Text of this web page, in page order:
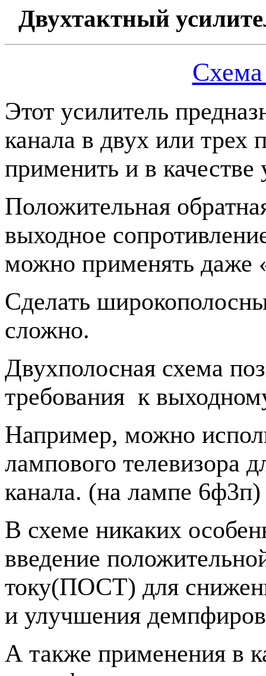
Двухтактный
Схема
Этот усилитель
канала в двух или трех
применить и в качестве
Положительная
выходное
можно применять даже
Сделать
сложно.
Двухполосная схема
требования к
Например, можно
лампового
канала. (на лампе 6ф3п)
В схеме никаких
введение
току(ПОСТ) для
и улучшения
А также применения в